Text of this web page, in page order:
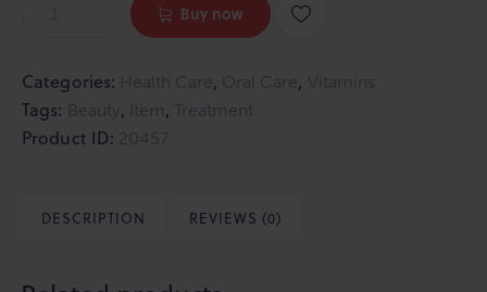
Buy now
Categories: Health Care, Oral Care, Vitamins
Tags: Beauty, Item,Treatment
Product ID: 20457
DESCRIPTION REVIEWS (0)